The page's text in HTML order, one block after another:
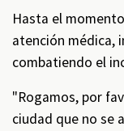
Hasta el
atención médica,
combatiendo el
"Rogamos, por
ciudad que no se